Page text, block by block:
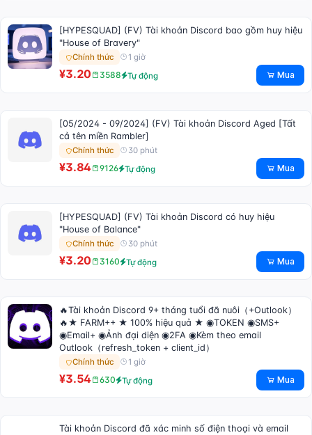
[HYPESQUAD] (FV) Tài khoản Discord bao gồm huy hiệu
"House of Bravery"
Chính thức 1 giờ
¥3.20 3588 Tự động Mua
[05/2024 - 09/2024] (FV) Tài khoản Discord Aged [Tất
cả tên miền Rambler]
Chính thức 30 phút
¥3.84 9126 Tự động Mua
[HYPESQUAD] (FV) Tài khoản Discord có huy hiệu
"House of Balance"
Chính thức 30 phút
¥3.20 3160 Tự động Mua
🔥Tài khoản Discord 9+ tháng tuổi đã nuôi（+Outlook）
🔥★ FARM++ ★ 100% hiệu quả ★ ◉TOKEN ◉SMS+
◉Email+ ◉Ảnh đại diện ◉2FA ◉Kèm theo email
Outlook（refresh_token + client_id）
Chính thức 1 giờ
¥3.54 630 Tự động Mua
Tài khoản Discord đã xác minh số điện thoại và email